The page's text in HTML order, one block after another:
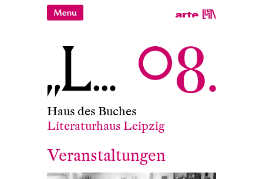
Haus des Buches
Literaturhaus Leipzig
Veranstaltungen